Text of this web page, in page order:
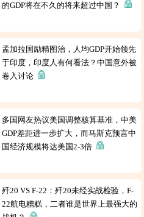
的GDP将在不久的将来超过中国？
孟加拉国励精图治，人均GDP开始领先
于印度，印度人有何看法？中国意外被
卷入讨论
多国网友热议美国调整核算基准，中美
GDP差距进一步扩大，而马斯克预言中
国经济规模将达美国2-3倍
歼20 VS F-22：歼20未经实战检验，F-
22航电糟糕，二者谁是世界上最强大的